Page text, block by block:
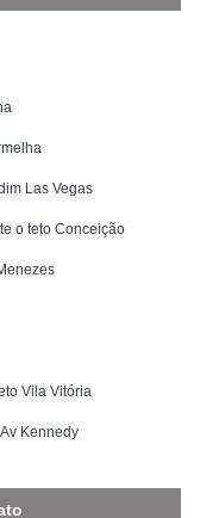
Las Vegas
o teto Conceição
Vila Vitória
Kennedy